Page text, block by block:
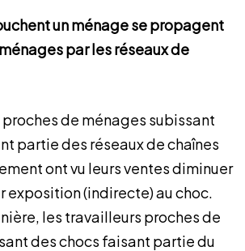
un ménage se propagent
par les réseaux de
de ménages subissant
partie des réseaux de chaînes
ont vu leurs ventes diminuer
exposition (indirecte) au choc.
les travailleurs proches de
des chocs faisant partie du